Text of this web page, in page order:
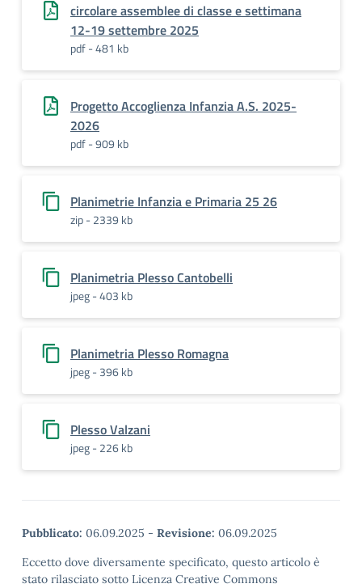
circolare assemblee di classe e settimana
12-19 settembre 2025
pdf - 481 kb
Progetto Accoglienza Infanzia A.S. 2025-
2026
pdf - 909 kb
Planimetrie Infanzia e Primaria 25 26
zip - 2339 kb
Planimetria Plesso Cantobelli
jpeg - 403 kb
Planimetria Plesso Romagna
jpeg - 396 kb
Plesso Valzani
jpeg - 226 kb
Pubblicato: 06.09.2025 - Revisione: 06.09.2025
Eccetto dove diversamente specificato, questo articolo è
stato rilasciato sotto Licenza Creative Commons